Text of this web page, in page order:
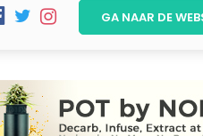
GA NAAR DE